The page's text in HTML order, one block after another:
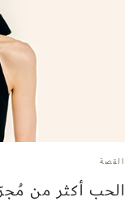
القصة
الحب أكثر من